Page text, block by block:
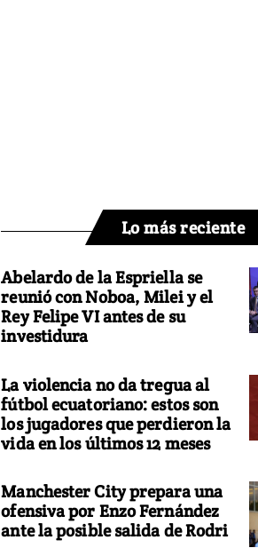
Lo más reciente
Abelardo de la Espriella se
reunió con Noboa, Milei y el
Rey Felipe VI antes de su
investidura
La violencia no da tregua al
fútbol ecuatoriano: estos son
los jugadores que perdieron la
vida en los últimos 12 meses
Manchester City prepara una
ofensiva por Enzo Fernández
ante la posible salida de Rodri